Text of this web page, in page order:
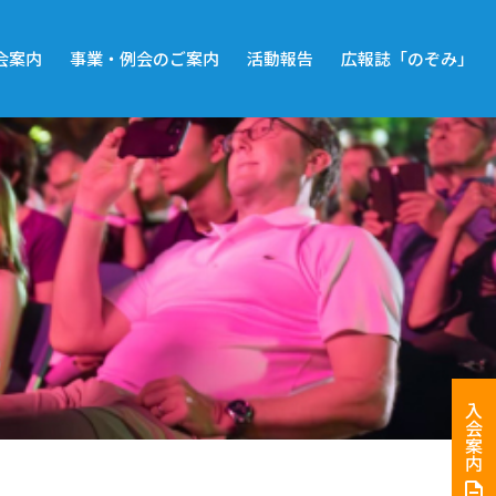
案内 事業・例会のご案内 活動報告 広報誌「のぞみ」
入会案内